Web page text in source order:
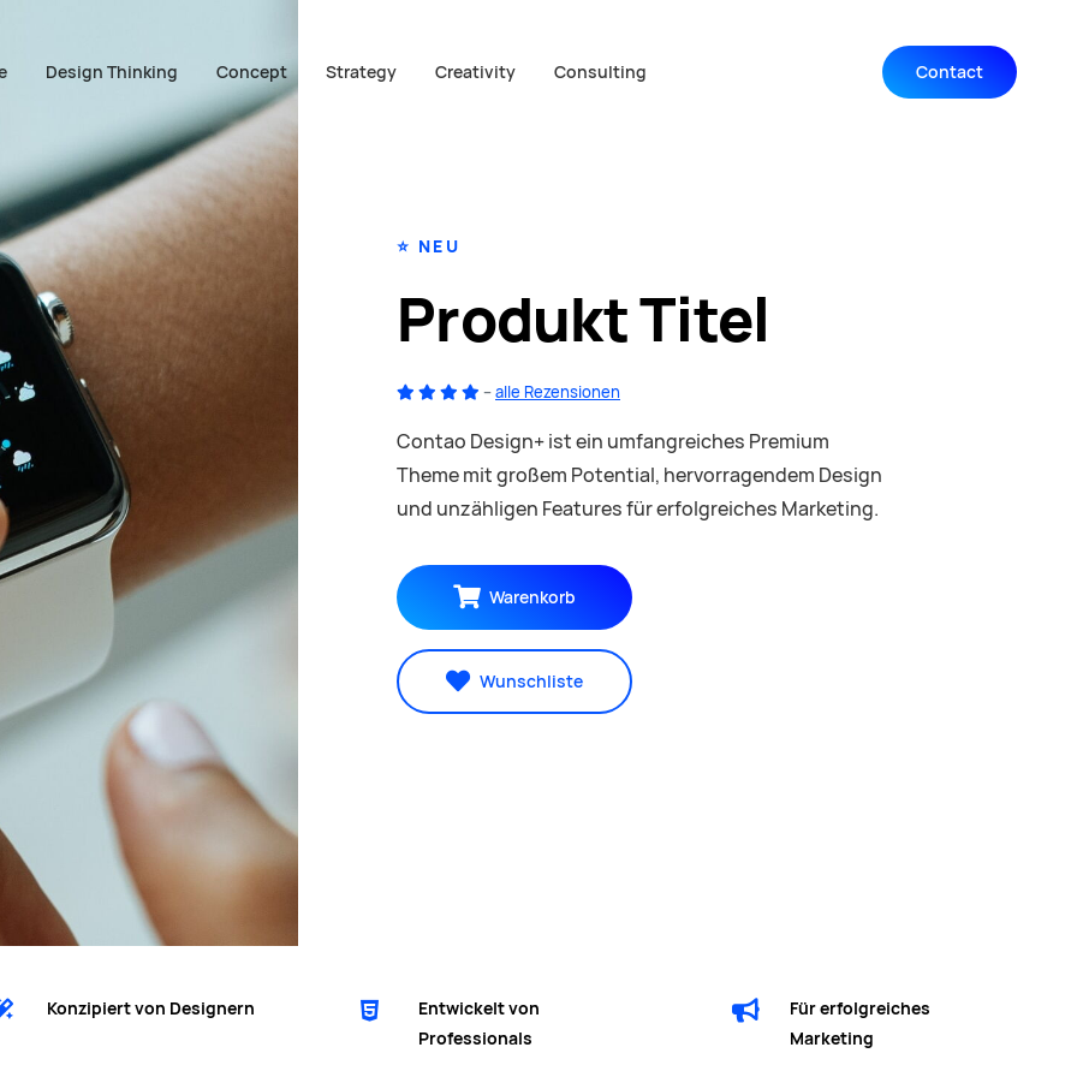
überspringen
Design Thinking Concept Strategy Creativity Consulting Contact
⭐️ NEU
Produkt Titel
–alle Rezensionen
Contao Design+ ist ein umfangreiches Premium
Theme mit großem Potential, hervorragendem Design
und unzähligen Features für erfolgreiches Marketing.
Warenkorb
Wunschliste
Konzipiert von Designern
Entwickelt von
Professionals
Für erfolgreiches
Marketing